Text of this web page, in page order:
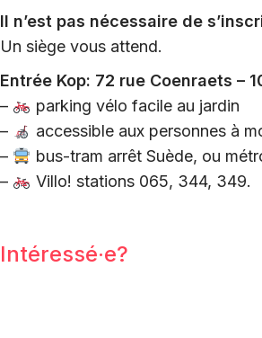
Il n’est pas nécessaire de
Un siège vous attend.
Entrée Kop: 72 rue Coenraets –
–
parking vélo facile au jardin
–
accessible aux personnes à
–
bus-tram arrêt Suède, ou
–
Villo! stations 065, 344, 349.
Intéressé·e?